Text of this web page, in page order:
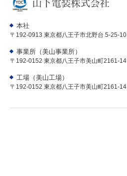
本社
〒192-0913 東京都八王子市北野台 5-25-10
事業所（美山事業所）
〒192-0152 東京都八王子市美山町2161-14
工場（美山工場）
〒192-0152 東京都八王子市美山町2161-14